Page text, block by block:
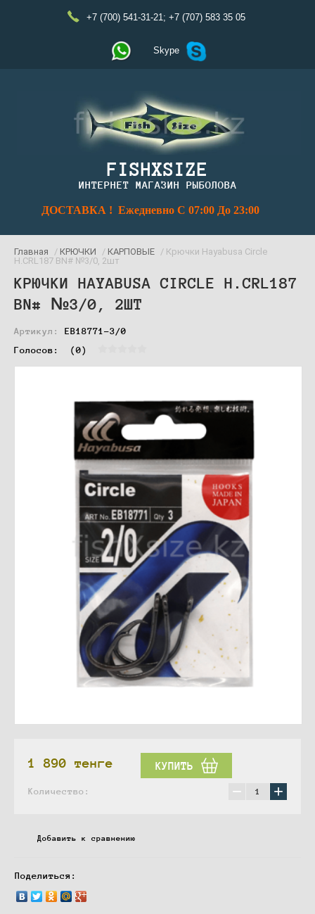
+7 (700) 541-31-21; +7 (707) 583 35 05
Skype
FISHXSIZE
ИНТЕРНЕТ МАГАЗИН РЫБОЛОВА
ДОСТАВКА ! Ежедневно С 07:00 До 23:00
Главная / КРЮЧКИ / КАРПОВЫЕ / Крючки Hayabusa Circle
H.CRL187 BN# №3/0, 2шт
КРЮЧКИ HAYABUSA CIRCLE H.CRL187
BN# №3/0, 2ШТ
Артикул:
EB18771-3/0
Голосов: (0)
1 890 тенге КУПИТЬ
Количество: − +
Добавить к сравнению
Поделиться: